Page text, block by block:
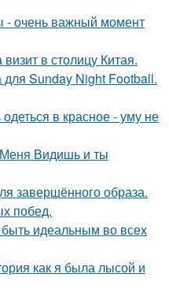
- очень важный момент
в столицу Китая.
Sunday Night Football.
в красное - уму не
Видишь и ты
завершённого образа.
побед.
идеальным во всех
как я была лысой и